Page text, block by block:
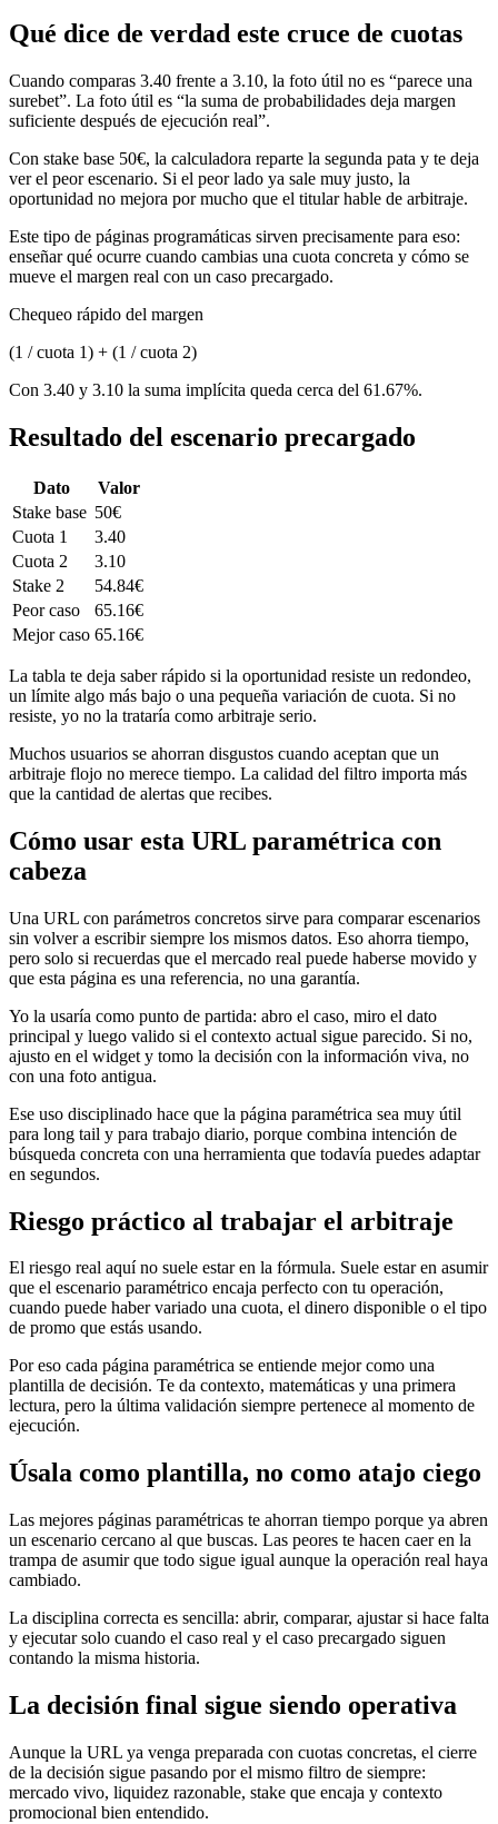
Qué dice de verdad este cruce de cuotas
Cuando comparas 3.40 frente a 3.10, la foto útil no es “parece una
surebet”. La foto útil es “la suma de probabilidades deja margen
suficiente después de ejecución real”.
Con stake base 50€, la calculadora reparte la segunda pata y te deja
ver el peor escenario. Si el peor lado ya sale muy justo, la
oportunidad no mejora por mucho que el titular hable de arbitraje.
Este tipo de páginas programáticas sirven precisamente para eso:
enseñar qué ocurre cuando cambias una cuota concreta y cómo se
mueve el margen real con un caso precargado.
Chequeo rápido del margen
(1 / cuota 1) + (1 / cuota 2)
Con 3.40 y 3.10 la suma implícita queda cerca del 61.67%.
Resultado del escenario precargado
Dato
Valor
Stake base 50€
Cuota 1
3.40
Cuota 2
3.10
Stake 2
54.84€
Peor caso
65.16€
Mejor caso 65.16€
La tabla te deja saber rápido si la oportunidad resiste un redondeo,
un límite algo más bajo o una pequeña variación de cuota. Si no
resiste, yo no la trataría como arbitraje serio.
Muchos usuarios se ahorran disgustos cuando aceptan que un
arbitraje flojo no merece tiempo. La calidad del filtro importa más
que la cantidad de alertas que recibes.
Cómo usar esta URL paramétrica con
cabeza
Una URL con parámetros concretos sirve para comparar escenarios
sin volver a escribir siempre los mismos datos. Eso ahorra tiempo,
pero solo si recuerdas que el mercado real puede haberse movido y
que esta página es una referencia, no una garantía.
Yo la usaría como punto de partida: abro el caso, miro el dato
principal y luego valido si el contexto actual sigue parecido. Si no,
ajusto en el widget y tomo la decisión con la información viva, no
con una foto antigua.
Ese uso disciplinado hace que la página paramétrica sea muy útil
para long tail y para trabajo diario, porque combina intención de
búsqueda concreta con una herramienta que todavía puedes adaptar
en segundos.
Riesgo práctico al trabajar el arbitraje
El riesgo real aquí no suele estar en la fórmula. Suele estar en asumir
que el escenario paramétrico encaja perfecto con tu operación,
cuando puede haber variado una cuota, el dinero disponible o el tipo
de promo que estás usando.
Por eso cada página paramétrica se entiende mejor como una
plantilla de decisión. Te da contexto, matemáticas y una primera
lectura, pero la última validación siempre pertenece al momento de
ejecución.
Úsala como plantilla, no como atajo ciego
Las mejores páginas paramétricas te ahorran tiempo porque ya abren
un escenario cercano al que buscas. Las peores te hacen caer en la
trampa de asumir que todo sigue igual aunque la operación real haya
cambiado.
La disciplina correcta es sencilla: abrir, comparar, ajustar si hace falta
y ejecutar solo cuando el caso real y el caso precargado siguen
contando la misma historia.
La decisión final sigue siendo operativa
Aunque la URL ya venga preparada con cuotas concretas, el cierre
de la decisión sigue pasando por el mismo filtro de siempre:
mercado vivo, liquidez razonable, stake que encaja y contexto
promocional bien entendido.